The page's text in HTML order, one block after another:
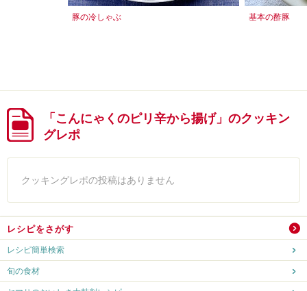
豚の冷しゃぶ 基本の酢豚
「こんにゃくのピリ辛から揚げ」のクッキン
グレポ
クッキングレポの投稿はありません
レシピをさがす
レシピ簡単検索
旬の食材